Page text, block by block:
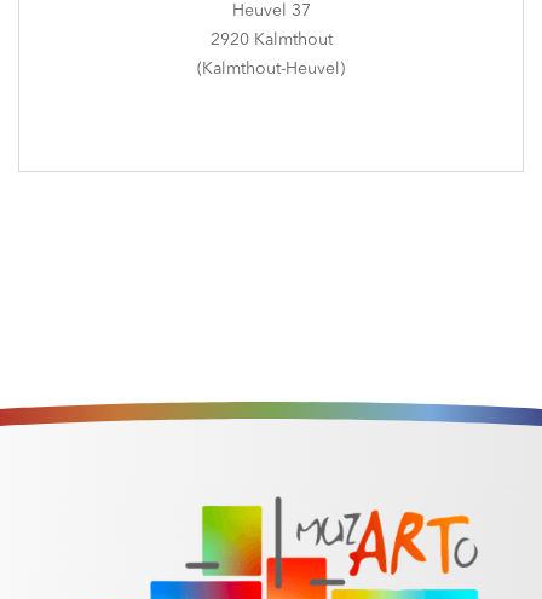
Heuvel 37
2920 Kalmthout
(Kalmthout-Heuvel)